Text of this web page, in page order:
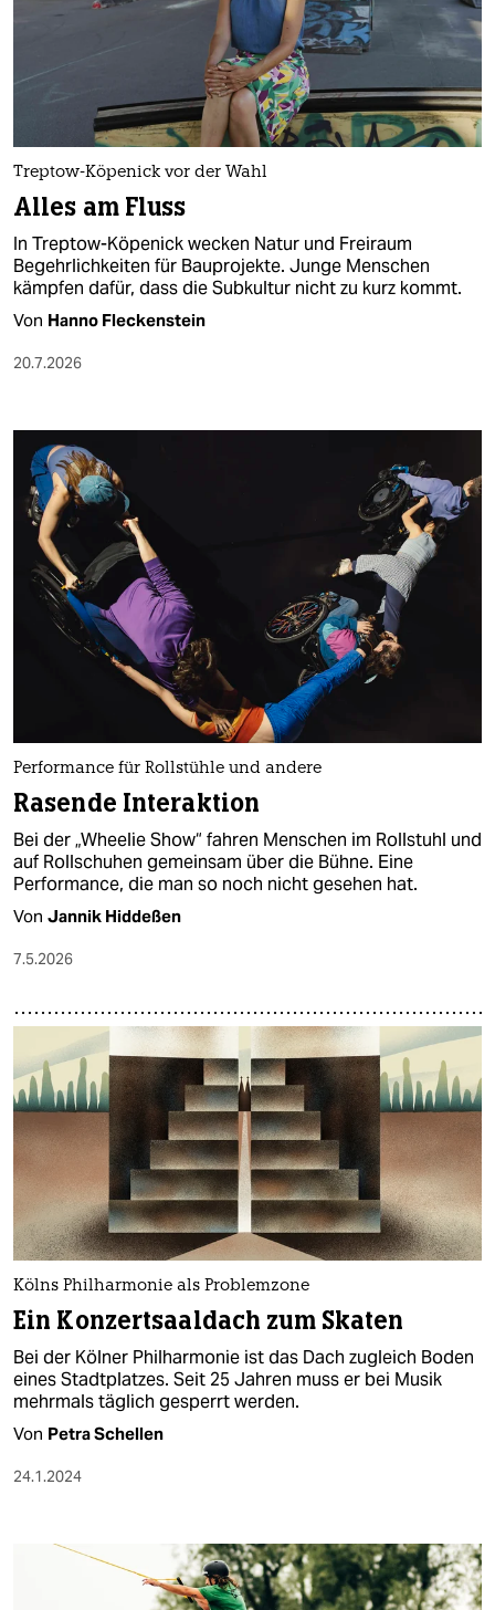
wahrheit
verlag
verlag
veranstaltungen
shop
fragen & hilfe
unterstützen
genossenschaft
epaper login
Treptow-Köpenick vor der Wahl
Alles am Fluss
In Treptow-Köpenick wecken Natur und Freiraum
Begehrlichkeiten für Bauprojekte. Junge Menschen
kämpfen dafür, dass die Subkultur nicht zu kurz kommt.
Von Hanno Fleckenstein
20.7.2026
Performance für Rollstühle und andere
Rasende Interaktion
Bei der „Wheelie Show“ fahren Menschen im Rollstuhl und
auf Rollschuhen gemeinsam über die Bühne. Eine
Performance, die man so noch nicht gesehen hat.
Von Jannik Hiddeßen
7.5.2026
Kölns Philharmonie als Problemzone
Ein Konzertsaaldach zum Skaten
Bei der Kölner Philharmonie ist das Dach zugleich Boden
eines Stadtplatzes. Seit 25 Jahren muss er bei Musik
mehrmals täglich gesperrt werden.
Von Petra Schellen
24.1.2024